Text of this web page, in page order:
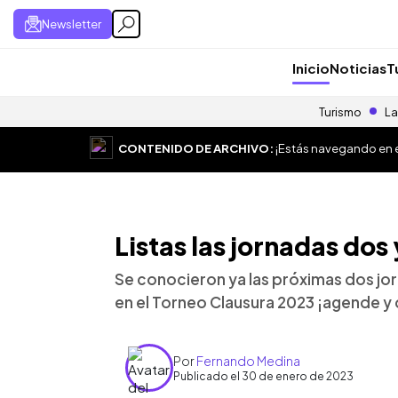
Newsletter
InicioNoticias
Turismo
CONTENIDO DE ARCHIVO:¡Estás navegando en
Listas las jornadas
Se conocieron ya las próximas dos
en el Torneo Clausura 2023 ¡agende
PorFernando Medina
Publicado el 30 de enero de 2023